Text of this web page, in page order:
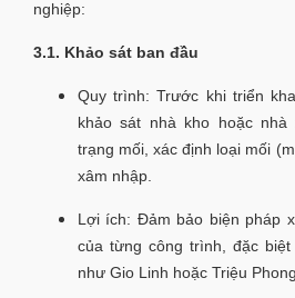
nghiệp:
3.1. Khảo sát ban đầu
Quy trình: Trước khi triển
khảo sát nhà kho hoặc
trạng mối, xác định loại mối
xâm nhập.
Lợi ích: Đảm bảo biện pháp
của từng công trình, đặc
như Gio Linh hoặc Triệu Phong.